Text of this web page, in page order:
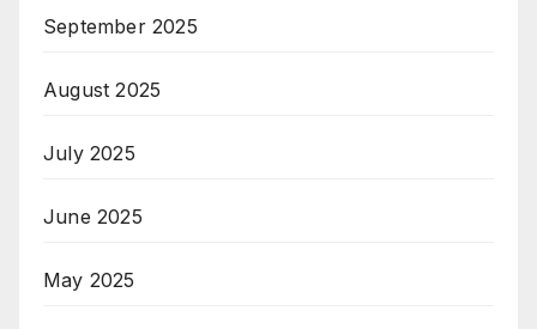
September 2025
August 2025
July 2025
June 2025
May 2025